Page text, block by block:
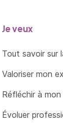
Je veux
Tout savoir sur
Valoriser mon
Réfléchir à
Évoluer